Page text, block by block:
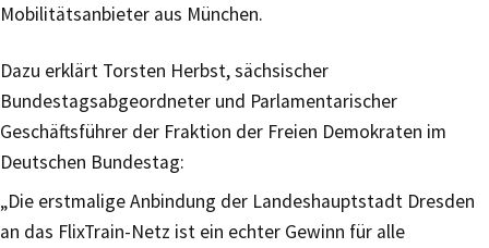
Mobilitätsanbieter aus München.
Dazu erklärt Torsten Herbst, sächsischer
Bundestagsabgeordneter und Parlamentarischer
Geschäftsführer der Fraktion der Freien Demokraten im
Deutschen Bundestag:
„Die erstmalige Anbindung der Landeshauptstadt Dresden
an das FlixTrain-Netz ist ein echter Gewinn für alle